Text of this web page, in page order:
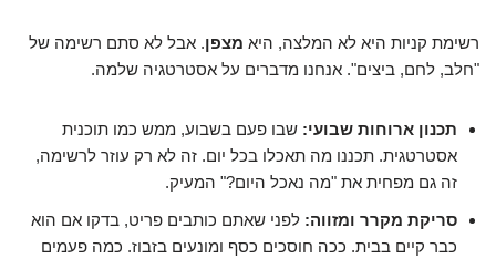
רשימת קניות היא לא המלצה, היא מצפן. אבל לא סתם רשימה של
"חלב, לחם, ביצים". אנחנו מדברים על אסטרטגיה שלמה.
תכנון ארוחות שבועי: שבו פעם בשבוע, ממש כמו תוכנית
אסטרטגית. תכננו מה תאכלו בכל יום. זה לא רק עוזר לרשימה,
זה גם מפחית את "מה נאכל היום?" המעיק.
סריקת מקרר ומזווה: לפני שאתם כותבים פריט, בדקו אם הוא
כבר קיים בבית. ככה חוסכים כסף ומונעים בזבוז. כמה פעמים